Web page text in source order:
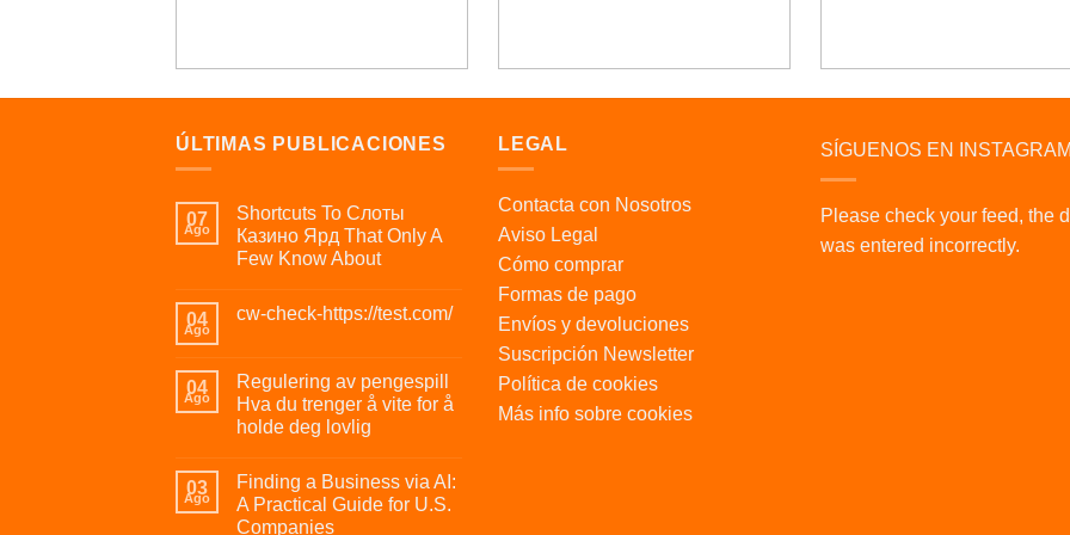
ÚLTIMAS PUBLICACIONES
07
Ago
Shortcuts To Слоты
Казино Ярд That Only A
Few Know About
04
Ago
cw-check-https://test.com/
04
Ago
Regulering av pengespill
Hva du trenger å vite for å
holde deg lovlig
03
Ago
Finding a Business via AI:
A Practical Guide for U.S.
Companies
LEGAL
Contacta con Nosotros
Aviso Legal
Cómo comprar
Formas de pago
Envíos y devoluciones
Suscripción Newsletter
Política de cookies
Más info sobre cookies
SÍGUENOS EN INSTAGRAM
Please check your feed, the
was entered incorrectly.